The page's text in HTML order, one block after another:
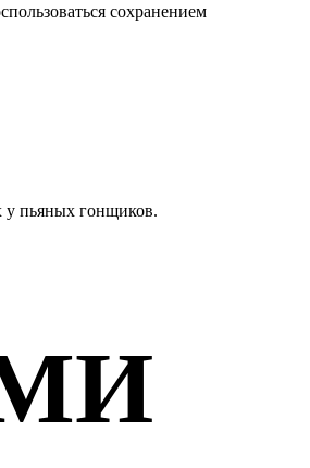
сохранением
у пьяных гонщиков.